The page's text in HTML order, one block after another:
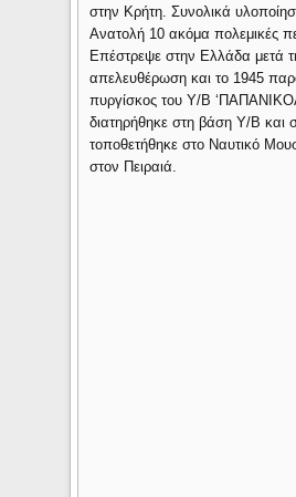
στην Κρήτη. Συνολικά
Ανατολή 10 ακόμα πολεμικές
Επέστρεψε στην Ελλάδα μετά
απελευθέρωση και το 1945
πυργίσκος του Υ/Β
διατηρήθηκε στη βάση Υ/Β και
τοποθετήθηκε στο Ναυτικό
στον Πειραιά.